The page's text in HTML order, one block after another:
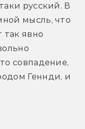
русский. В
мысль, что
явно
совпадение,
Геннди, и